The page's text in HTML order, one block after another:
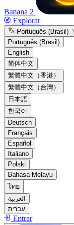
Banana 2
Explorar
Português (Brasil)
Português (Brasil)
English
简体中文
繁體中文（香港）
繁體中文（台灣）
日本語
한국어
Deutsch
Français
Español
Italiano
Polski
Bahasa Melayu
ไทย
العربية
עברית
Entrar